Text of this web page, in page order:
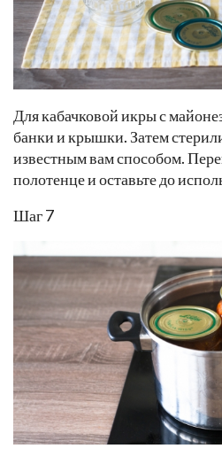
Для кабачковой икры с
банки и крышки. Затем
известным вам способом.
полотенце и оставьте до
Шаг 7